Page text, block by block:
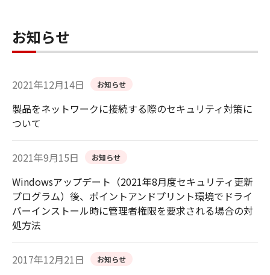
お知らせ
2021年12月14日 お知らせ
製品をネットワークに接続する際のセキュリティ対策に
ついて
2021年9月15日 お知らせ
Windowsアップデート（2021年8月度セキュリティ更新
プログラム）後、ポイントアンドプリント環境でドライ
バーインストール時に管理者権限を要求される場合の対
処方法
2017年12月21日 お知らせ